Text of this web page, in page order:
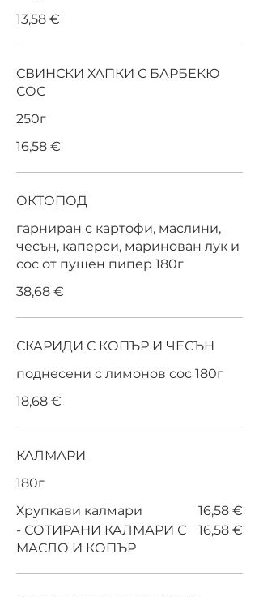
13,58 €
СВИНСКИ ХАПКИ С БАРБЕКЮ
СОС
250г
16,58 €
ОКТОПОД
гарниран с картофи, маслини,
чесън, каперси, маринован лук и
сос от пушен пипер 180г
38,68 €
СКАРИДИ С КОПЪР И ЧЕСЪН
поднесени с лимонов сос 180г
18,68 €
КАЛМАРИ
180г
Хрупкави калмари
16,58 €
- СОТИРАНИ КАЛМАРИ С
МАСЛО И КОПЪР
16,58 €